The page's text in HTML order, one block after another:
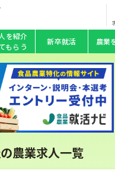
を紹介
もらう
新卒就活 農業
農業求人一覧